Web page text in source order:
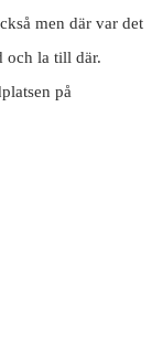
men där var det
och la till där.
på